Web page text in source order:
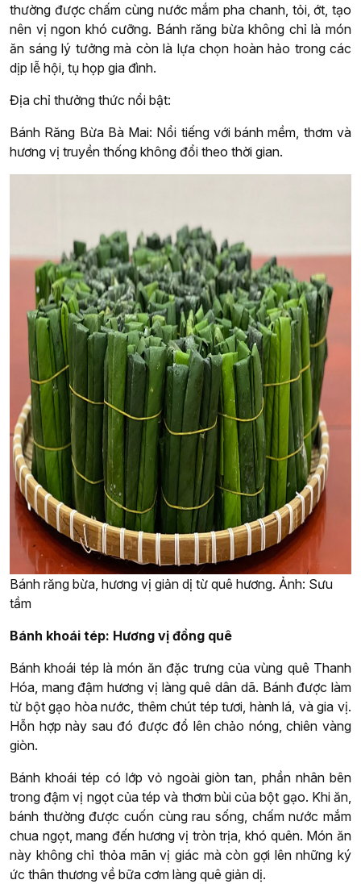
thường được chấm cùng nước mắm pha chanh, tỏi, ớt, tạo
nên vị ngon khó cưỡng. Bánh răng bừa không chỉ là món
ăn sáng lý tưởng mà còn là lựa chọn hoàn hảo trong các
dịp lễ hội, tụ họp gia đình.
Địa chỉ thưởng thức nổi bật:
Bánh Răng Bừa Bà Mai: Nổi tiếng với bánh mềm, thơm và
hương vị truyền thống không đổi theo thời gian.
Bánh răng bừa, hương vị giản dị từ quê hương. Ảnh: Sưu
tầm
Bánh khoái tép: Hương vị đồng quê
Bánh khoái tép là món ăn đặc trưng của vùng quê Thanh
Hóa, mang đậm hương vị làng quê dân dã. Bánh được làm
từ bột gạo hòa nước, thêm chút tép tươi, hành lá, và gia vị.
Hỗn hợp này sau đó được đổ lên chảo nóng, chiên vàng
giòn.
Bánh khoái tép có lớp vỏ ngoài giòn tan, phần nhân bên
trong đậm vị ngọt của tép và thơm bùi của bột gạo. Khi ăn,
bánh thường được cuốn cùng rau sống, chấm nước mắm
chua ngọt, mang đến hương vị tròn trịa, khó quên. Món ăn
này không chỉ thỏa mãn vị giác mà còn gợi lên những ký
ức thân thương về bữa cơm làng quê giản dị.